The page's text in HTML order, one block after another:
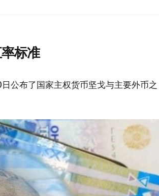
标准
公布了国家主权货币坚戈与主要外币之